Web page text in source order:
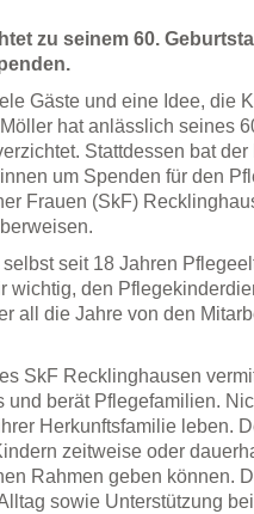
zu seinem 60.
Gäste und eine Idee, die
hat anlässlich seines
Stattdessen bat
um Spenden für den
Frauen (SkF)
seit 18 Jahren
wichtig, den
all die Jahre von den
SkF Recklinghausen
und berät Pflegefamilien.
Herkunftsfamilie leben.
zeitweise oder
Rahmen geben können.
sowie Unterstützung